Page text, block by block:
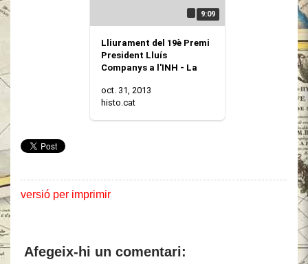
9:09
Lliurament del 19è Premi
President Lluís
Companys a l'INH - La
oct. 31, 2013
histo.cat
versió per imprimir
Afegeix-hi un comentari: